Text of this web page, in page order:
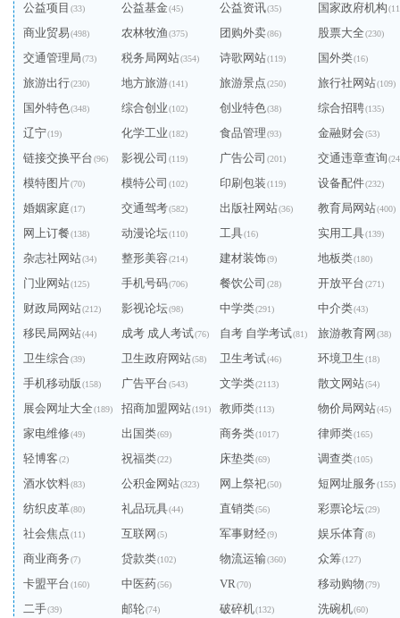
公益项目 (33) 公益基金(45) 公益资讯(35) 国家政府机构
商业贸易(498) 农林牧渔(375) 团购外卖(86) 股票大全(230)
交通管理局(73) 税务局网站(354) 诗歌网站(119) 国外类(16)
旅游出行(230) 地方旅游(141) 旅游景点(250) 旅行社网站(109)
国外特色(348) 综合创业(102) 创业特色(38) 综合招聘(135)
辽宁(19) 化学工业(182) 食品管理(93) 金融财会(53)
链接交换平台(96) 影视公司 (119) 广告公司 (201) 交通违章查询
模特图片(70) 模特公司 (102) 印刷包装(119) 设备配件(232)
婚姻家庭(17) 交通驾考(582) 出版社网站(36) 教育局网站(400)
网上订餐(138) 动漫论坛(110) 工具(16) 实用工具(139)
杂志社网站(34) 整形美容(214) 建材装饰(9) 地板类(180)
门业网站(125) 手机号码(706) 餐饮公司 (28) 开放平台(271)
财政局网站(212) 影视论坛(98) 中学类(291) 中介类(43)
移民局网站(44) 成考 成人考试(76) 自考 自学考试(81) 旅游教育网 (38)
卫生综合(39) 卫生政府网站(58) 卫生考试(46) 环境卫生(18)
手机移动版(158) 广告平台(543) 文学类(2113) 散文网站(54)
展会网址大全(189) 招商加盟网站(191) 教师类(113) 物价局网站(45)
家电维修(49) 出国类(69) 商务类(1017) 律师类(165)
轻博客(2) 祝福类(22) 床垫类(69) 调查类(105)
酒水饮料(83) 公积金网站(323) 网上祭祀(50) 短网址服务(155)
纺织皮革(80) 礼品玩具(44) 直销类(56) 彩票论坛(29)
社会焦点(11) 互联网 (5) 军事财经(9) 娱乐体育(8)
商业商务(7) 贷款类(102) 物流运输(360) 众筹(127)
卡盟平台(160) 中医药(56) VR(70) 移动购物(79)
二手(39) 邮轮(74) 破碎机(132) 洗碗机(60)